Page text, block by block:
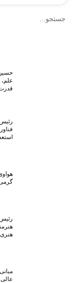
قدرت
گرمی در
رئیس